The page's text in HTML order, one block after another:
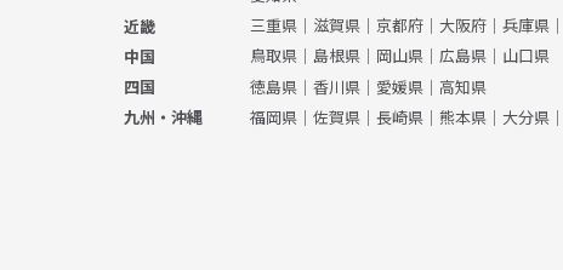
近畿
三重県 ｜ 滋賀県 ｜ 京都府 ｜ 大阪府 ｜ 兵庫県 ｜
中国
鳥取県 ｜ 島根県 ｜ 岡山県 ｜ 広島県 ｜ 山口県
四国
徳島県 ｜ 香川県 ｜ 愛媛県 ｜ 高知県
九州・沖縄
福岡県 ｜ 佐賀県 ｜ 長崎県 ｜ 熊本県 ｜ 大分県 ｜